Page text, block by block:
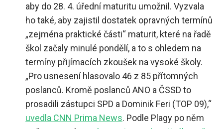
aby do 28. 4. úřední maturitu umožnil. Vyzvala
ho také, aby zajistil dostatek opravných termínů
„zejména praktické části“ maturit, které na řadě
škol začaly minulé pondělí, a to s ohledem na
termíny přijímacích zkoušek na vysoké školy.
„Pro usnesení hlasovalo 46 z 85 přítomných
poslanců. Kromě poslanců ANO a ČSSD to
prosadili zástupci SPD a Dominik Feri (TOP 09),“
uvedla CNN Prima News. Podle Plagy po něm